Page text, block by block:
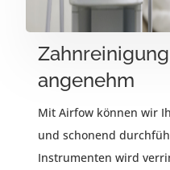
angenehm
Mit Airfow können wir
und schonend
Instrumenten wird